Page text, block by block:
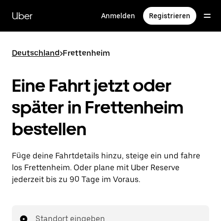
zum
Hauptinhalt
Uber Anmelden Registrieren
Deutschland>Frettenheim
Eine Fahrt jetzt oder
später in Frettenheim
bestellen
Füge deine Fahrtdetails hinzu, steige ein und fahre
los Frettenheim. Oder plane mit Uber Reserve
jederzeit bis zu 90 Tage im Voraus.
Standort eingeben